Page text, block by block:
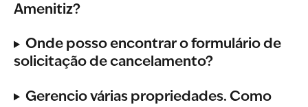
Amenitiz?
Onde posso encontrar o formulário de
solicitação de cancelamento?
Gerencio várias propriedades. Como